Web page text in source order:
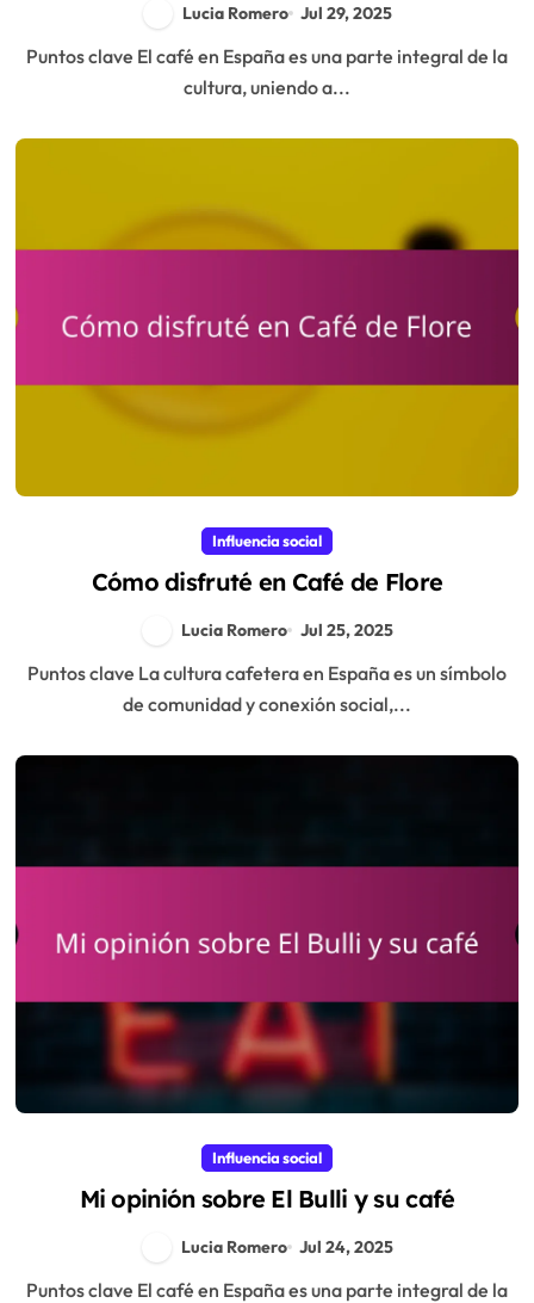
Lucia Romero Jul 29, 2025
Puntos clave El café en España es una parte integral de la
cultura, uniendo a...
Influencia social
Cómo disfruté en Café de Flore
Lucia Romero Jul 25, 2025
Puntos clave La cultura cafetera en España es un símbolo
de comunidad y conexión social,...
Influencia social
Mi opinión sobre El Bulli y su café
Lucia Romero Jul 24, 2025
Puntos clave El café en España es una parte integral de la